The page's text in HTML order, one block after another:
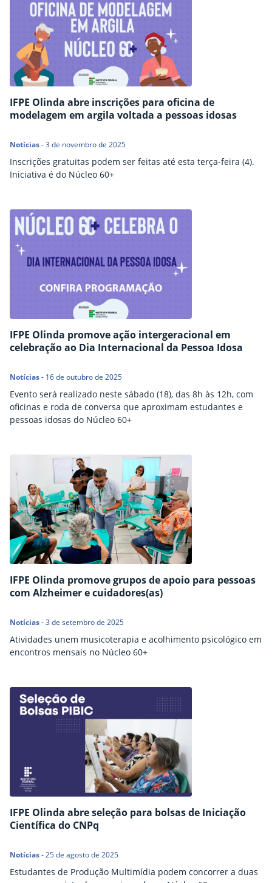
IFPE Olinda abre inscrições para oficina de
modelagem em argila voltada a pessoas idosas
Notícias-3 de novembro de 2025
Inscrições gratuitas podem ser feitas até esta terça-feira (4).
Iniciativa é do Núcleo 60+
IFPE Olinda promove ação intergeracional em
celebração ao Dia Internacional da Pessoa Idosa
Notícias- 16 de outubro de 2025
Evento será realizado neste sábado (18), das 8h às 12h, com
oficinas e roda de conversa que aproximam estudantes e
pessoas idosas do Núcleo 60+
IFPE Olinda promove grupos de apoio para pessoas
com Alzheimer e cuidadores(as)
Notícias-3 de setembro de 2025
Atividades unem musicoterapia e acolhimento psicológico em
encontros mensais no Núcleo 60+
IFPE Olinda abre seleção para bolsas de Iniciação
Científica do CNPq
Notícias-25 de agosto de 2025
Estudantes de Produção Multimídia podem concorrer a duas